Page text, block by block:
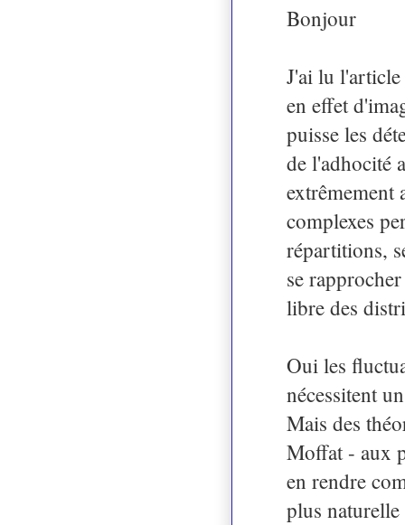
Bonjour
J'ai lu l'article
en effet
puisse les
de l'adhocité
extrêmement
complexes
répartitions,
se
libre des
Oui les
nécessitent
Mais des
Moffat - aux
en rendre
plus